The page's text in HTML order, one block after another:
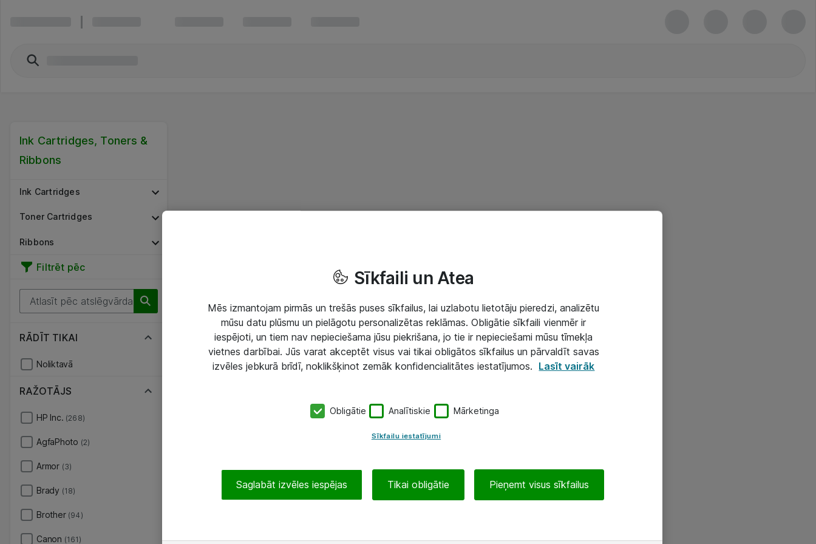
Ink Cartridges, Toners &
Ribbons
Ink Cartridges
Toner Cartridges
Ribbons
Filtrēt pēc
RĀDĪT TIKAI
Noliktavā
RAŽOTĀJS
HP Inc. (268)
AgfaPhoto (2)
Armor (3)
Brady (18)
Brother (94)
Canon (161)
Sīkfaili un Atea
Mēs izmantojam pirmās un trešās puses sīkfailus, lai uzlabotu lietotāju pieredzi, analizētu
mūsu datu plūsmu un pielāgotu personalizētas reklāmas. Obligātie sīkfaili vienmēr ir
iespējoti, un tiem nav nepieciešama jūsu piekrišana, jo tie ir nepieciešami mūsu tīmekļa
vietnes darbībai. Jūs varat akceptēt visus vai tikai obligātos sīkfailus un pārvaldīt savas
izvēles jebkurā brīdī, noklikšķinot zemāk konfidencialitātes iestatījumos. Lasīt vairāk
Obligātie Analītiskie Mārketinga
Sīkfailu iestatījumi
Saglabāt izvēles iespējas Tikai obligātie Pieņemt visus sīkfailus